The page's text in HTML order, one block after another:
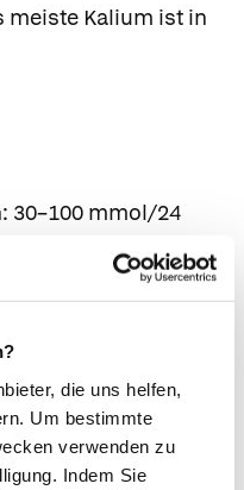
die uns helfen,
Um bestimmte
verwenden zu
Indem Sie
meiste Kalium ist in
30–100 mmol/24
und bei
bei Durchfall